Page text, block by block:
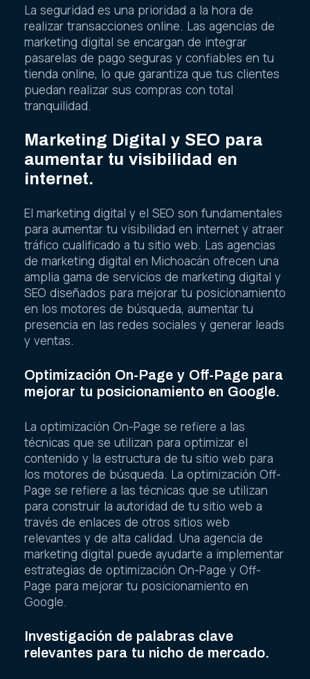
La seguridad es una prioridad a la hora de
realizar transacciones online. Las agencias de
marketing digital se encargan de integrar
pasarelas de pago seguras y confiables en tu
tienda online, lo que garantiza que tus clientes
puedan realizar sus compras con total
tranquilidad.
Marketing Digital y SEO para
aumentar tu visibilidad en
internet.
El marketing digital y el SEO son fundamentales
para aumentar tu visibilidad en internet y atraer
tráfico cualificado a tu sitio web. Las agencias
de marketing digital en Michoacán ofrecen una
amplia gama de servicios de marketing digital y
SEO diseñados para mejorar tu posicionamiento
en los motores de búsqueda, aumentar tu
presencia en las redes sociales y generar leads
y ventas.
Optimización On-Page y Off-Page para
mejorar tu posicionamiento en Google.
La optimización On-Page se refiere a las
técnicas que se utilizan para optimizar el
contenido y la estructura de tu sitio web para
los motores de búsqueda. La optimización Off-
Page se refiere a las técnicas que se utilizan
para construir la autoridad de tu sitio web a
través de enlaces de otros sitios web
relevantes y de alta calidad. Una agencia de
marketing digital puede ayudarte a implementar
estrategias de optimización On-Page y Off-
Page para mejorar tu posicionamiento en
Google.
Investigación de palabras clave
relevantes para tu nicho de mercado.